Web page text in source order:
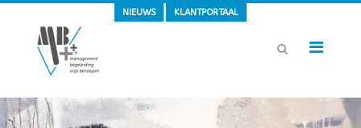
NIEUWS KLANTPORTAAL